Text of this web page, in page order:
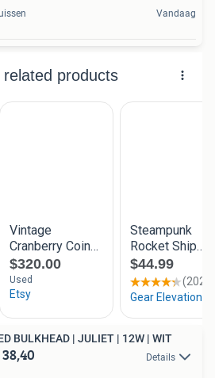
Vandaag
BULKHEAD | JULIET | 12W | WIT
Details